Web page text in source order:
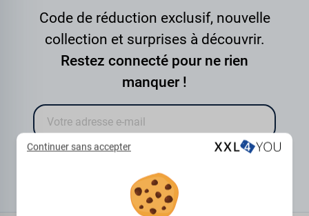
Code de réduction exclusif, nouvelle
collection et surprises à découvrir.
Restez connecté pour ne rien
manquer !
Se désinscrire
Continuer sans accepter